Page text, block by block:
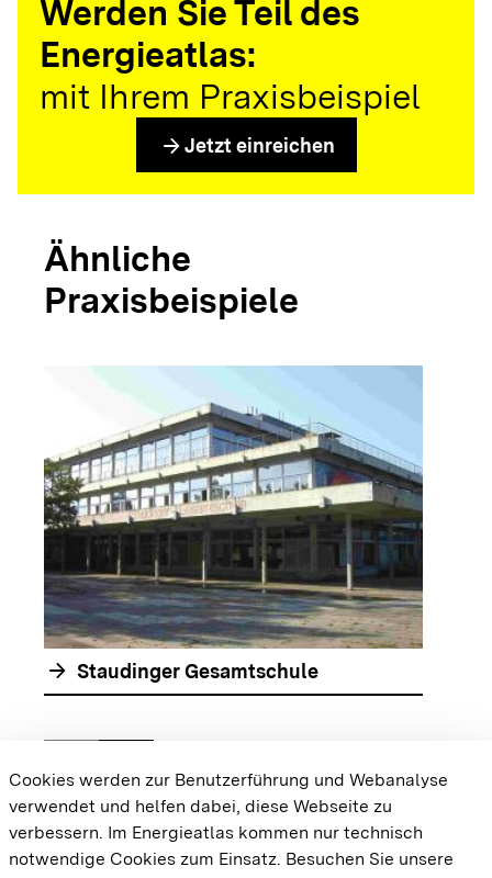
Werden Sie Teil des
Energieatlas:
mit Ihrem Praxisbeispiel
arrow_forward Jetzt einreichen
Ähnliche
Praxisbeispiele
arrow_forward Staudinger Gesamtschule
Zur vorhergehenden Folie springen
chevron_rightZur nächsten Folie springen
{{#displayPraxisbeispielMap}} {{{body}}}
{{/displayPraxisbeispielMap}}
Cookies werden zur Benutzerführung und Webanalyse
verwendet und helfen dabei, diese Webseite zu
verbessern. Im Energieatlas kommen nur technisch
notwendige Cookies zum Einsatz. Besuchen Sie unsere